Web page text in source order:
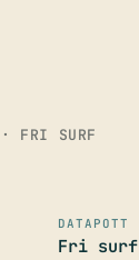
· FRI SURF
DATAPOTT
Fri surf